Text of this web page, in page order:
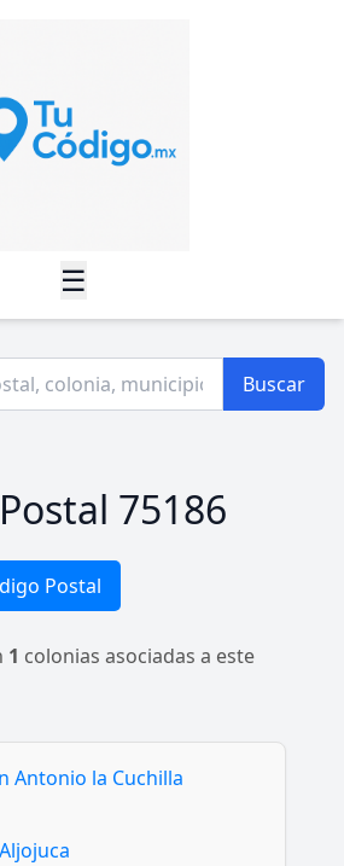
☰
Buscar
75186
Postal
1 colonias asociadas a este
Antonio la Cuchilla
Aljojuca